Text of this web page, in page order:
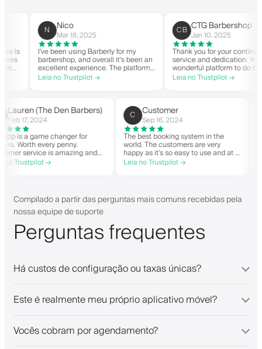
Nico
Mar 18, 2025
I've been using Barberly for my
barbershop, and overall it's been an
excellent experience. The platform
is easy to use, reliable, and has
streamlined my booking process.
helpful.
Leia no Trustpilot →
CB CTG Barbershop
Jan 10, 2025
Thank you for your continued
service and dedication. You
wonderful platform to do
with good spirit. Thank you from
CTG Barbershop.
Leia no Trustpilot →
L( Lauren (The Den Barbers)
Feb 17, 2024
The app is a game changer for
barbers. Worth every penny.
Customer service is amazing and
helps with everything or whatever
they need. Definitely recommend.
Leia no Trustpilot →
C Customer
Sep 16, 2024
The best booking system in the
world. The customers are very
happy as it's so easy to use and at a
great price. Plus, you get your own
personalised app, which is good for
people offering a great booking
system.
Leia no Trustpilot →
Compilado a partir das perguntas mais comuns recebidas pela
nossa equipe de suporte
Perguntas frequentes
Há custos de configuração ou taxas únicas?
Este é realmente meu próprio aplicativo móvel?
Vocês cobram por agendamento?